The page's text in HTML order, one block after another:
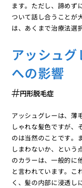
ます。ただし、諦めず
ついて話し合うことが
は、あくまで治療法選
アッシュ
への影響
円形脱毛症
アッシュグレーは、薄
しゃれな髪色ですが、
のは当然のことです。
しまわないか、という
のカラーは、一般的に
と言われています。こ
く、髪の内部に浸透し